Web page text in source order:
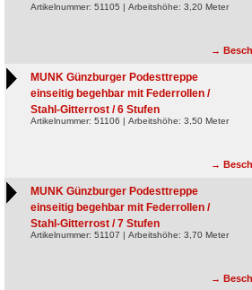
Artikelnummer: 51105 | Arbeitshöhe: 3,20 Meter
→
MUNK Günzburger Podesttreppe
einseitig begehbar mit Federrollen /
Stahl-Gitterrost / 6 Stufen
Artikelnummer: 51106 | Arbeitshöhe: 3,50 Meter
→
MUNK Günzburger Podesttreppe
einseitig begehbar mit Federrollen /
Stahl-Gitterrost / 7 Stufen
Artikelnummer: 51107 | Arbeitshöhe: 3,70 Meter
→